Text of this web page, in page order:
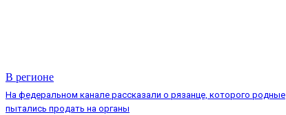
В регионе
На федеральном канале рассказали о рязанце, которого родные
пытались продать на органы